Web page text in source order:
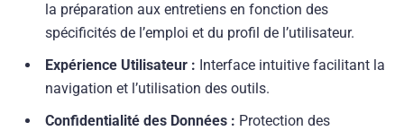
la préparation aux entretiens en fonction des
spécificités de l’emploi et du profil de l’utilisateur.
Expérience Utilisateur : Interface intuitive facilitant la
navigation et l’utilisation des outils.
Confidentialité des Données : Protection des